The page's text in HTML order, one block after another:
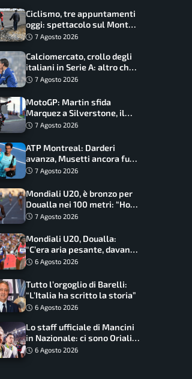
Ciclismo, tre appuntamenti
oggi: spettacolo sul Mont
Ventoux, orari e come
7 Agosto 2026
Calciomercato, crollo degli
italiani in Serie A: altro che
svolta dopo il Mondiale
7 Agosto 2026
MotoGP: Martin sfida
Marquez a Silverstone, il
programma e gli orari
7 Agosto 2026
ATP Montreal: Darderi
avanza, Musetti ancora fuori
con Jodar
7 Agosto 2026
Mondiali U20, è bronzo per
Doualla nei 100 metri: “Ho
scacciato l’ansia”
7 Agosto 2026
Mondiali U20, Doualla:
“C’era aria pesante, davano
le mascherine! Finale? Non
6 Agosto 2026
Tutto l’orgoglio di Barelli:
“L’Italia ha scritto la storia”
6 Agosto 2026
Lo staff ufficiale di Mancini
in Nazionale: ci sono Oriali e
Bonucci, confermato un
6 Agosto 2026